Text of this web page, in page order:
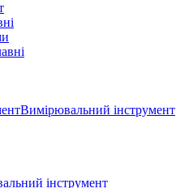
Вимірювальний інструмент
інструмент